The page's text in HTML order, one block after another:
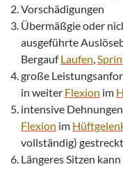
Vorschädigungen
Übermäßgie oder
ausgeführte
BergaufLaufen,
große
in weiter Flexion im
intensive
Flexion im
vollständig)
Längeres Sitzen